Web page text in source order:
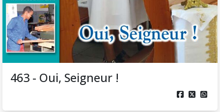
463 - Oui, Seigneur !
  